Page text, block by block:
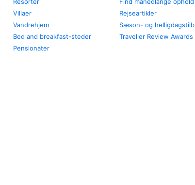
Villaer
Vandrehjem
Bed and breakfast-steder
Pensionater
Rejseartikler
Sæson- og
Traveller Review Awards